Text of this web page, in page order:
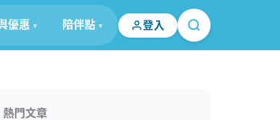
優惠 陪伴點 登入
熱門文章